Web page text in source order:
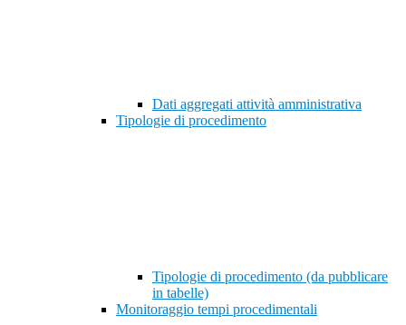
Dati aggregati attività amministrativa
Tipologie di procedimento
Tipologie di procedimento (da pubblicare
in tabelle)
Monitoraggio tempi procedimentali